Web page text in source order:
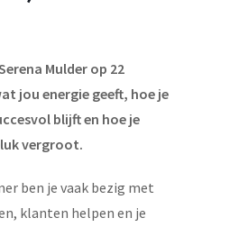
Mulder op 22
jou energie geeft, hoe je
blijft en hoe je
vergroot.
ben je vaak bezig met
klanten helpen en je